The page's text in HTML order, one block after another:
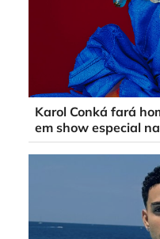
Karol Conká fará
em show especial